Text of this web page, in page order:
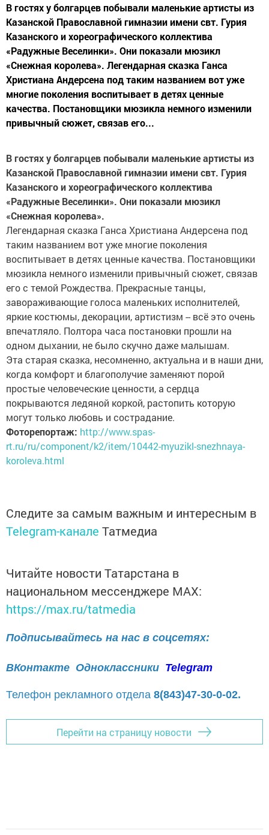
В гостях у болгарцев побывали маленькие артисты из
Казанской Православной гимназии имени свт. Гурия
Казанского и хореографического коллектива
«Радужные Веселинки». Они показали мюзикл
«Снежная королева». Легендарная сказка Ганса
Христиана Андерсена под таким названием вот уже
многие поколения воспитывает в детях ценные
качества. Постановщики мюзикла немного изменили
привычный сюжет, связав его...
В гостях у болгарцев побывали маленькие артисты из
Казанской Православной гимназии имени свт. Гурия
Казанского и хореографического коллектива
«Радужные Веселинки». Они показали мюзикл
«Снежная королева».
Легендарная сказка Ганса Христиана Андерсена под
таким названием вот уже многие поколения
воспитывает в детях ценные качества. Постановщики
мюзикла немного изменили привычный сюжет, связав
его с темой Рождества. Прекрасные танцы,
завораживающие голоса маленьких исполнителей,
яркие костюмы, декорации, артистизм -- всё это очень
впечатляло. Полтора часа постановки прошли на
одном дыхании, не было скучно даже малышам.
Эта старая сказка, несомненно, актуальна и в наши дни,
когда комфорт и благополучие заменяют порой
простые человеческие ценности, а сердца
покрываются ледяной коркой, растопить которую
могут только любовь и сострадание.
Фоторепортаж: http://www.spas-
rt.ru/ru/component/k2/item/10442-myuzikl-snezhnaya-
koroleva.html
Следите за самым важным и интересным в
Telegram-канале Татмедиа
Читайте новости Татарстана в
национальном мессенджере MАХ:
https://max.ru/tatmedia
Подписывайтесь на нас в соцсетях:
ВКонтакте Одноклассники Telegram
Телефон рекламного отдела 8(843)47-30-0-02.
Перейти на страницу новости